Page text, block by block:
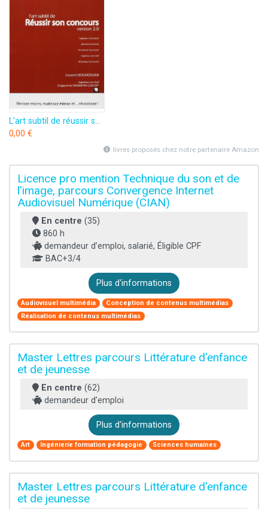
L'art subtil de réussir son concours (ingénieur territorial, attaché territorial, technicien territorial, ingénieur en chef) : Révisez moins, maîtrisez mieux et ... réussissez de Laurent Boghossian (10 mai 2011) Broché
0,00 €
livres proposés chez notre partenaire Amazon
Licence pro mention Technique du son et de
l'image, parcours Convergence Internet
Audiovisuel Numérique (CIAN)
En centre (35)
860 h
demandeur d’emploi, salarié, Éligible CPF
BAC+3/4
Plus d'informations
Audiovisuel multimédia
Conception de contenus multimédias
Réalisation de contenus multimédias
Master Lettres parcours Littérature d'enfance
et de jeunesse
En centre (62)
demandeur d’emploi
Plus d'informations
Art Ingénierie formation pédagogie Sciences humaines
Master Lettres parcours Littérature d'enfance
et de jeunesse